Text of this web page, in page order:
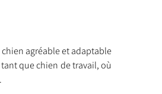
agréable et adaptable
que chien de travail, où